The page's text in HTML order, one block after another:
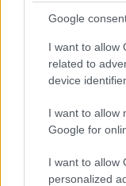
Google
I want to allow
related to
device
I want to allow
Google for
I want to allow
personalized
Mióta
halált halt, a
senki sem